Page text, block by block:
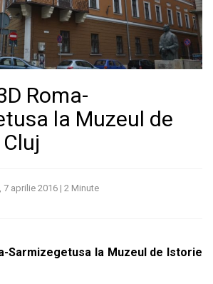
Roma-
la Muzeul de
7 aprilie 2016 | 2 Minute
Sarmizegetusa la Muzeul de Istorie